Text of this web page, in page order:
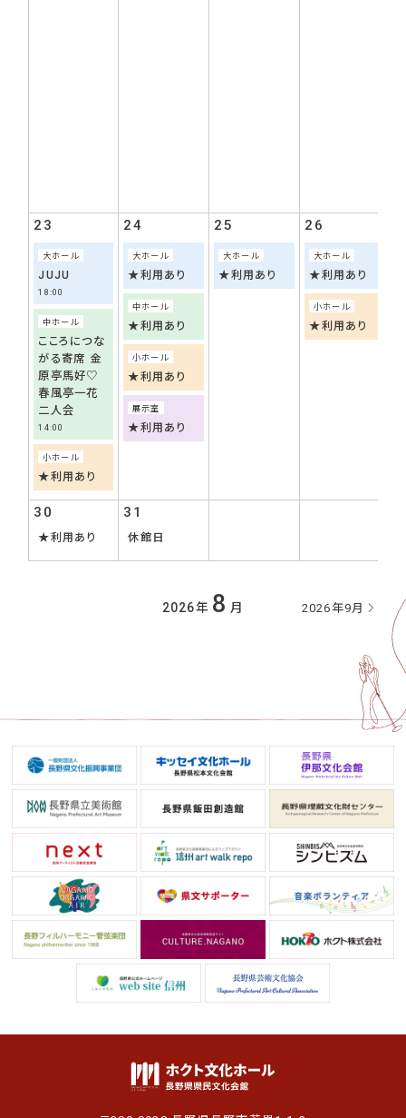
23
大ホール
JUJU
18:00
中ホール
こころにつな
がる寄席 金
原亭馬好♡
春風亭一花
二人会
14:00
小ホール
★利用あり
24
大ホール
★利用あり
中ホール
★利用あり
小ホール
★利用あり
展示室
★利用あり
25
大ホール
★利用あり
26
大ホール
★利用あり
小ホール
★利用あり
30
★利用あり
31
休館日
2026年9月
2026年 8 月